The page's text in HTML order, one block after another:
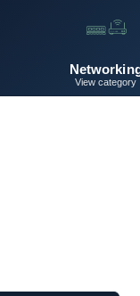
View category